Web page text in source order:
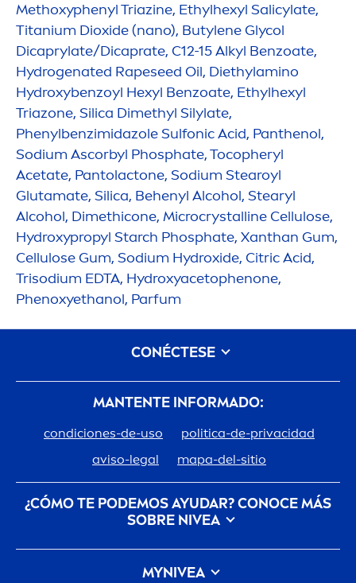
Methoxyphenyl Triazine, Ethylhexyl Salicylate,
Titanium Dioxide (nano), Butylene Glycol
Dicaprylate/Dicaprate, C12-15 Alkyl Benzoate,
Hydrogenated Rapeseed Oil, Diethylamino
Hydroxybenzoyl Hexyl Benzoate, Ethylhexyl
Triazone, Silica Dimethyl Silylate,
Phenylbenzimidazole Sulfonic Acid, Panthenol,
Sodium Ascorbyl Phosphate, Tocopheryl
Acetate, Pantolactone, Sodium Stearoyl
Glutamate, Silica, Behenyl Alcohol, Stearyl
Alcohol, Dimethicone, Microcrystalline Cellulose,
Hydroxypropyl Starch Phosphate, Xanthan Gum,
Cellulose Gum, Sodium Hydroxide, Citric Acid,
Trisodium EDTA, Hydroxyacetophenone,
Phenoxyethanol, Parfum
MANTENTE INFORMADO:
condiciones-de-uso
politica-de-privacidad
aviso-legal
mapa-del-sitio
¿CÓMO TE PODEMOS AYUDAR? CONOCE MÁS
SOBRE NIVEA
Descubre la Historia de tu marca de confianza
Trabajar en Beiersdorf
MYNIVEA
CONÉCTESE